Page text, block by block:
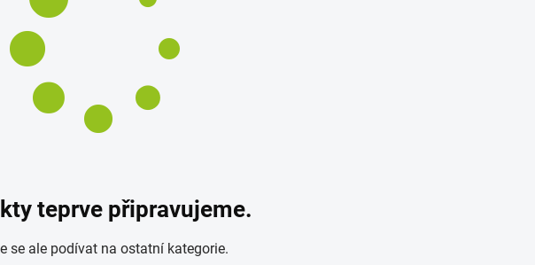
teprve připravujeme.
se ale podívat na ostatní kategorie.